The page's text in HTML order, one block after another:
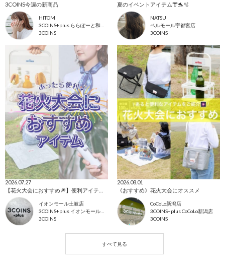
3COINS今週の新商品
HITOMI
3COINS
夏のイベントアイテム👘🐬🫧‪
NATSU
ベルモール宇都宮店
3COINS
2026.07.27
イオンモール土岐店
3COINS+plus イオンモール土岐店
3COINS
2026.08.01
《おすすめ》花火大会にオススメ
CoCoLo新潟店
3COINS+plus CoCoLo新潟店
3COINS